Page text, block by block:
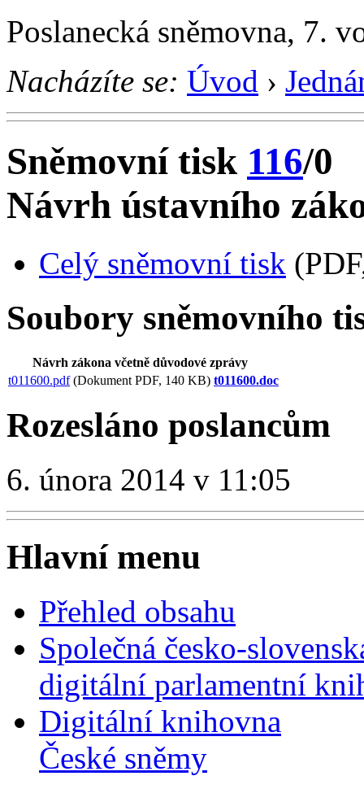
Poslanecká sněmovna, 7.
Nacházíte se: Úvod ›
Sněmovní tisk 116/0
Návrh ústavního
Celý sněmovní tisk
Soubory sněmovního
Návrh zákona včetně důvodové zprávy
t011600.pdf(Dokument PDF, 140 KB) t011600.doc
Rozesláno poslancům
6. února 2014 v 11:05
Hlavní menu
Přehled obsahu
Společná česko-
digitální parlamentní
Digitální knihovna
České sněmy